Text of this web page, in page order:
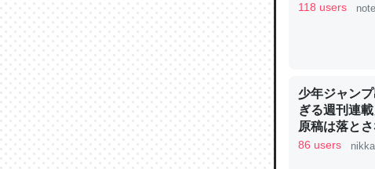
昆虫ってカ
118 users
少年ジャン
ぎる週刊連
原稿は落と
86 users